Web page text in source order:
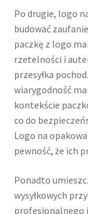
Pudełko
Shop
Shopping Tips
Shopping Tips
Track Your Order
Po drugie, logo
budować
paczkę z logo
rzetelności i
przesyłka
wiarygodność
kontekście
co do
Logo na
pewność, że ich
Ponadto
wysyłkowych
profesjonalnego